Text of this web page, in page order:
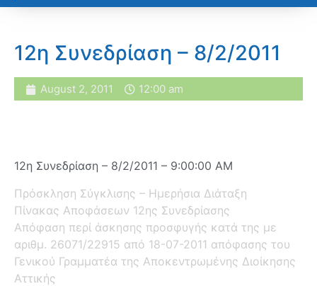
12η Συνεδρίαση – 8/2/2011
August 2, 2011 12:00 am
12η Συνεδρίαση – 8/2/2011 – 9:00:00 AM
Πρόσκληση Σύγκλισης – Ημερήσια Διάταξη
Πίνακας Αποφάσεων 12ης Συνεδρίασης
Απόφαση περί άσκησης προσφυγής κατά της με
αριθμ. 26071/22915 από 18-07-2011 απόφασης του
Γενικού Γραμματέα της Αποκεντρωμένης Διοίκησης
Αττικής